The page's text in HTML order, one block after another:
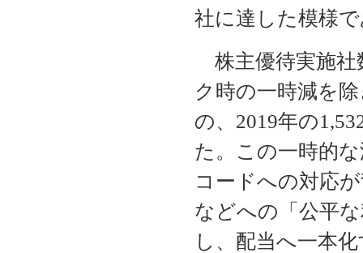
社に達した模様
株主優待実施社
ク時の一時減を
の、2019年の
た。この一時的
コードへの対応
などへの「公平
し、配当へ一本